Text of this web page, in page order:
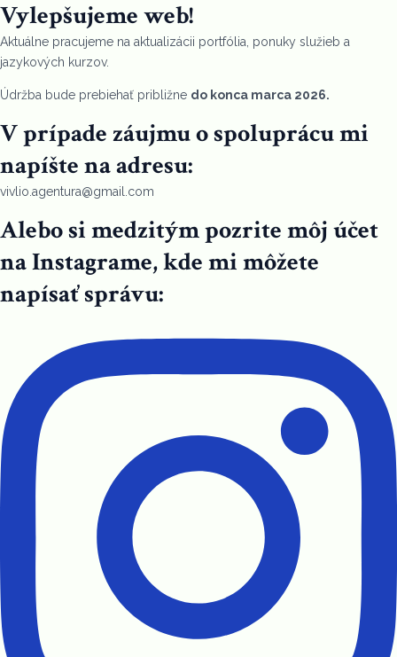
Vylepšujeme web!
Aktuálne pracujeme na aktualizácii portfólia, ponuky služieb a
jazykových kurzov.
Údržba bude prebiehať približne do konca marca 2026.
V prípade záujmu o spoluprácu mi
napíšte na adresu:
vivlio.agentura@gmail.com
Alebo si medzitým pozrite môj účet
na Instagrame, kde mi môžete
napísať správu: